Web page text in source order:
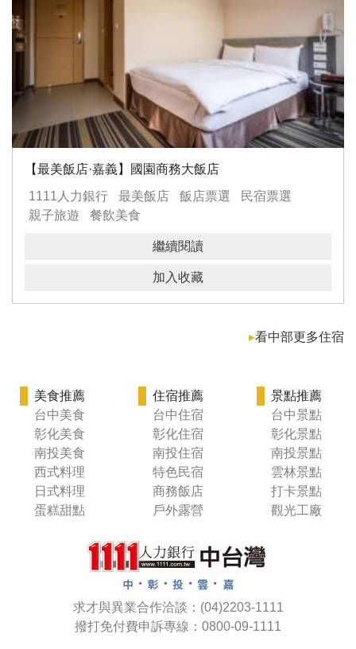
【最美飯店·嘉義】國園商務大飯店
1111人力銀行
最美飯店 飯店票選
民宿票選
親子旅遊
餐飲美食
繼續閱讀
加入收藏
▸看中部更多住宿
美食推薦
台中美食
彰化美食
南投美食
西式料理
日式料理
蛋糕甜點
住宿推薦
台中住宿
彰化住宿
南投住宿
特色民宿
商務飯店
戶外露營
景點推薦
台中景點
彰化景點
南投景點
雲林景點
打卡景點
觀光工廠
求才與異業合作洽談：(04)2203-1111
撥打免付費申訴專線：0800-09-1111